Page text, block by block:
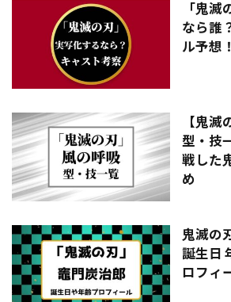
「鬼滅
なら誰
ル予想！
【鬼滅
型・技
戦した
め
鬼滅の
誕生日
ロフィ